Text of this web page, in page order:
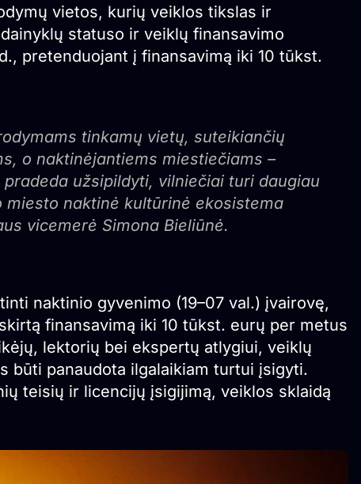
vietos, kurių veiklos tikslas ir
statuso ir veiklų finansavimo
pretenduojant į finansavimą iki 10 tūkst.
tinkamų vietų, suteikiančių
o naktinėjantiems miestiečiams –
užsipildyti, vilniečiai turi daugiau
naktinė kultūrinė ekosistema
vicemerė Simona Bieliūnė.
naktinio gyvenimo (19–07 val.) įvairovę,
finansavimą iki 10 tūkst. eurų per metus
lektorių bei ekspertų atlygiui, veiklų
būti panaudota ilgalaikiam turtui įsigyti.
teisių ir licencijų įsigijimą, veiklos sklaidą